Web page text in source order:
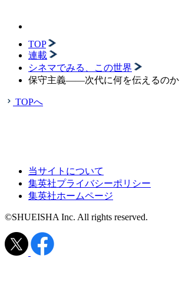
TOP
連載
シネマでみる、この世界
保守主義――次代に何を伝えるのか
TOPへ
当サイトについて
集英社プライバシーポリシー
集英社ホームページ
©SHUEISHA Inc. All rights reserved.